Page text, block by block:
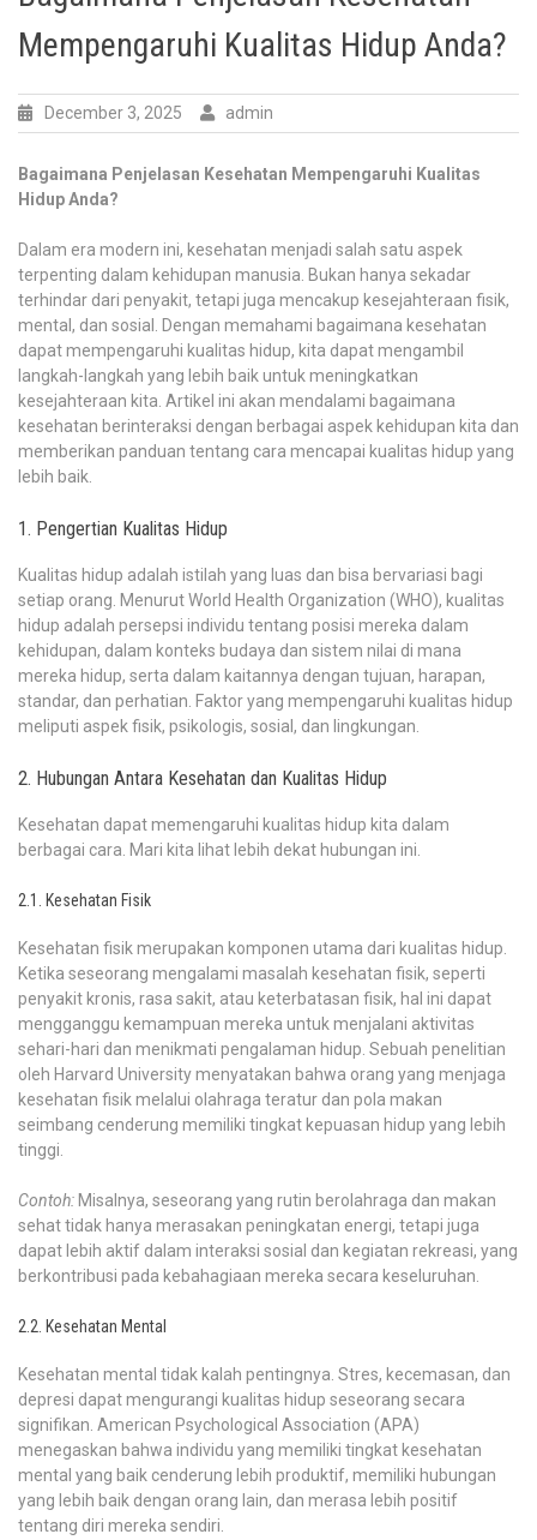
Mempengaruhi Kualitas Hidup Anda?
December 3, 2025 admin
Bagaimana Penjelasan Kesehatan Mempengaruhi Kualitas
Hidup Anda?
Dalam era modern ini, kesehatan menjadi salah satu aspek
terpenting dalam kehidupan manusia. Bukan hanya sekadar
terhindar dari penyakit, tetapi juga mencakup kesejahteraan fisik,
mental, dan sosial. Dengan memahami bagaimana kesehatan
dapat mempengaruhi kualitas hidup, kita dapat mengambil
langkah-langkah yang lebih baik untuk meningkatkan
kesejahteraan kita. Artikel ini akan mendalami bagaimana
kesehatan berinteraksi dengan berbagai aspek kehidupan kita dan
memberikan panduan tentang cara mencapai kualitas hidup yang
lebih baik.
1. Pengertian Kualitas Hidup
Kualitas hidup adalah istilah yang luas dan bisa bervariasi bagi
setiap orang. Menurut World Health Organization (WHO), kualitas
hidup adalah persepsi individu tentang posisi mereka dalam
kehidupan, dalam konteks budaya dan sistem nilai di mana
mereka hidup, serta dalam kaitannya dengan tujuan, harapan,
standar, dan perhatian. Faktor yang mempengaruhi kualitas hidup
meliputi aspek fisik, psikologis, sosial, dan lingkungan.
2. Hubungan Antara Kesehatan dan Kualitas Hidup
Kesehatan dapat memengaruhi kualitas hidup kita dalam
berbagai cara. Mari kita lihat lebih dekat hubungan ini.
2.1. Kesehatan Fisik
Kesehatan fisik merupakan komponen utama dari kualitas hidup.
Ketika seseorang mengalami masalah kesehatan fisik, seperti
penyakit kronis, rasa sakit, atau keterbatasan fisik, hal ini dapat
mengganggu kemampuan mereka untuk menjalani aktivitas
sehari-hari dan menikmati pengalaman hidup. Sebuah penelitian
oleh Harvard University menyatakan bahwa orang yang menjaga
kesehatan fisik melalui olahraga teratur dan pola makan
seimbang cenderung memiliki tingkat kepuasan hidup yang lebih
tinggi.
Contoh: Misalnya, seseorang yang rutin berolahraga dan makan
sehat tidak hanya merasakan peningkatan energi, tetapi juga
dapat lebih aktif dalam interaksi sosial dan kegiatan rekreasi, yang
berkontribusi pada kebahagiaan mereka secara keseluruhan.
2.2. Kesehatan Mental
Kesehatan mental tidak kalah pentingnya. Stres, kecemasan, dan
depresi dapat mengurangi kualitas hidup seseorang secara
signifikan. American Psychological Association (APA)
menegaskan bahwa individu yang memiliki tingkat kesehatan
mental yang baik cenderung lebih produktif, memiliki hubungan
yang lebih baik dengan orang lain, dan merasa lebih positif
tentang diri mereka sendiri.